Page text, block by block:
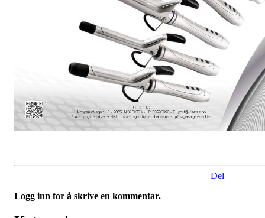
Del
Logg inn for å skrive en kommentar.